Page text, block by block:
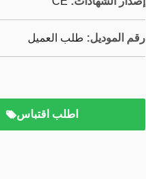
رقم الموديل: طلب العميل
اطلب اقتباس